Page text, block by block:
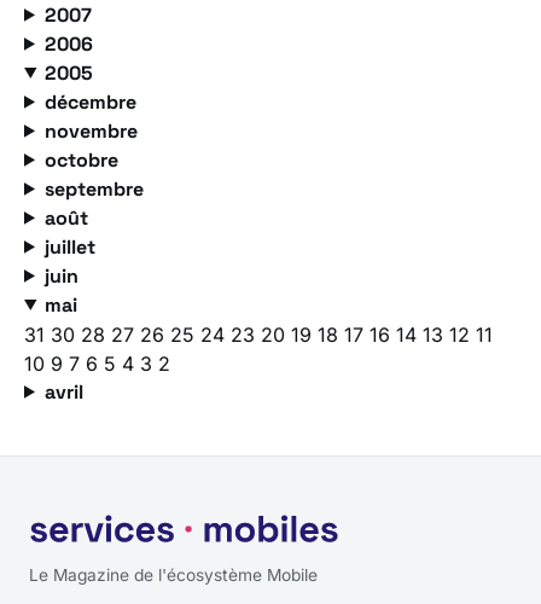
2007
2006
2005
décembre
novembre
octobre
septembre
août
juillet
juin
mai
31 30 28 27 26 25 24 23 20 19 18 17 16 14 13 12 11
10 9 7 6 5 4 3 2
avril
Le Magazine de l'écosystème Mobile